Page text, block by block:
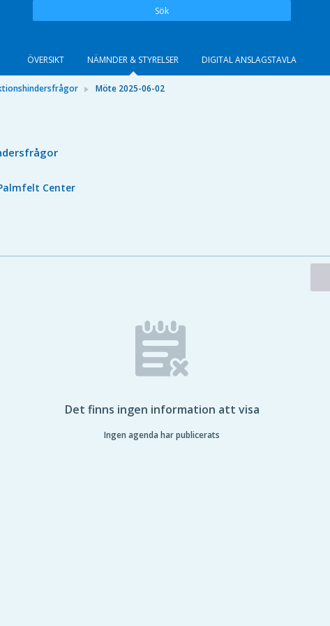
Sök
ÖVERSIKT NÄMNDER & STYRELSER DIGITAL ANSLAGSTAVLA
Möte 2025-06-02
Center
Det finns ingen information att visa
Ingen agenda har publicerats